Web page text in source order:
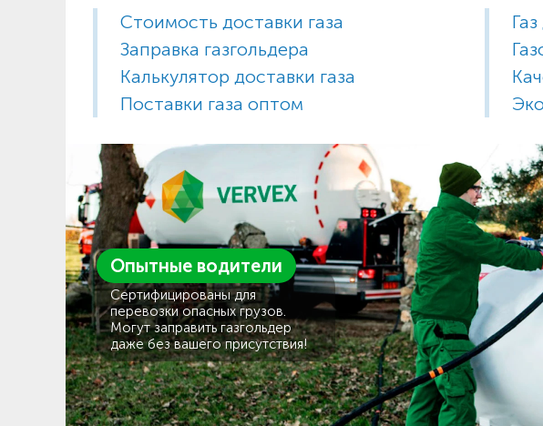
Стоимость доставки газа
Заправка газгольдера
Калькулятор доставки газа
Поставки газа оптом
Опытные водители
Сертифицированы для
перевозки опасных грузов.
Могут заправить газгольдер
даже без вашего присутствия!